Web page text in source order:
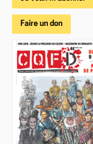
Faire un don